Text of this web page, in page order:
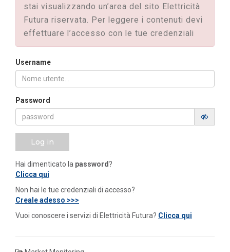
stai visualizzando un’area del sito Elettricità
Futura riservata. Per leggere i contenuti devi
effettuare l’accesso con le tue credenziali
Username
Password
Log in
Hai dimenticato la password?
Clicca qui
Non hai le tue credenziali di accesso?
Creale adesso >>>
Vuoi conoscere i servizi di Elettricità Futura? Clicca qui